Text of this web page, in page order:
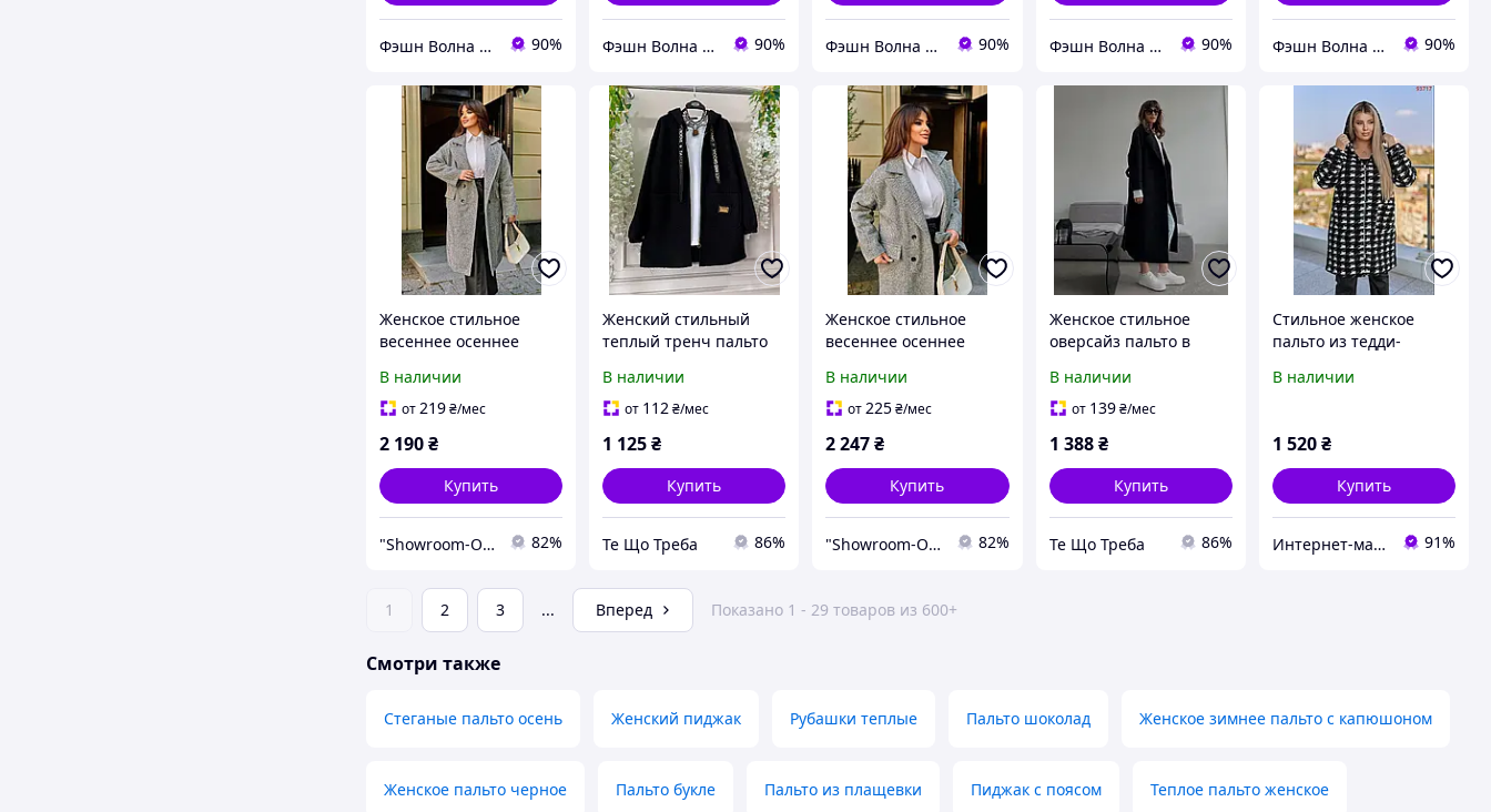
Фэшн Волна | Fashion Wave 90% Фэшн Волна | Fashion Wave 90% Фэшн Волна | Fashion Wave 90% Фэшн Волна | Fashion Wave 90% Фэшн Волна | Fashion Wave 90%
Женское стильное
весеннее осеннее
42-46
В наличии
от219₴/мес
2 190₴
Купить
"Showroom-Online": Тысячи образов – один клик! 82%
Женский стильный
теплый тренч пальто
В наличии
от 112₴/мес
1 125₴
Купить
Те Що Треба 86%
Женское стильное
весеннее осеннее
54-58 60-64
В наличии
от225₴/мес
2 247₴
Купить
"Showroom-Online": Тысячи образов – один клик! 82%
Женское стильное
оверсайз пальто в
В наличии
от 139 ₴/мес
1 388 ₴
Купить
Те Що Треба 86%
Стильное женское
пальто из тедди-
52-66 Производитель
В наличии
1 520₴
Купить
Интернет-магазин "All Shop" 91%
1 2 3 ... Вперед Показано 1 - 29 товаров из 600+
Смотри также
Стеганые пальто осень Женский пиджак Рубашки теплые Пальто шоколад Женское зимнее пальто с капюшоном
Женское пальто черное Пальто букле Пальто из плащевки Пиджак с поясом Теплое пальто женское